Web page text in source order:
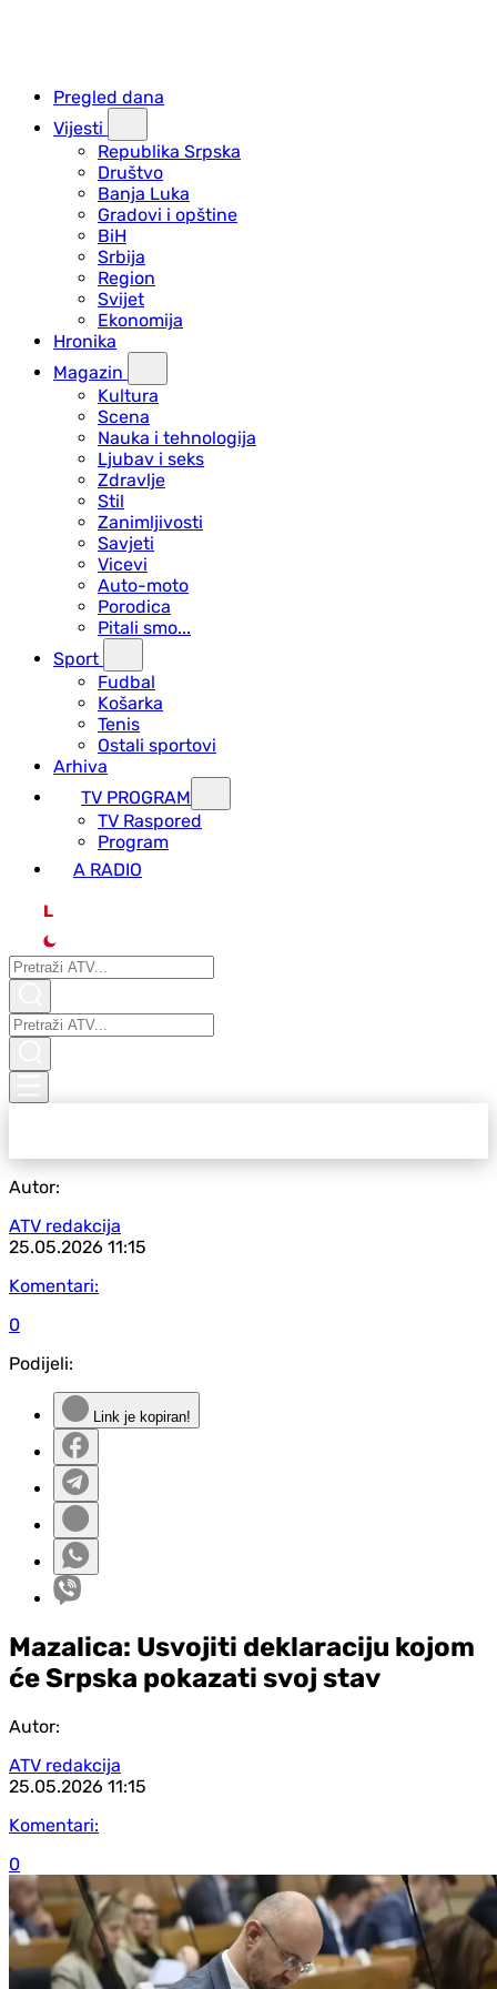
Pregled dana
Vijesti
Republika Srpska
Društvo
Banja Luka
Gradovi i opštine
BiH
Srbija
Region
Svijet
Ekonomija
Hronika
Magazin
Kultura
Scena
Nauka i tehnologija
Ljubav i seks
Zdravlje
Stil
Zanimljivosti
Savjeti
Vicevi
Auto-moto
Porodica
Pitali smo...
Sport
Fudbal
Košarka
Tenis
Ostali sportovi
Arhiva
TV PROGRAM
ТV Raspored
Program
A RADIO
L
Autor:
ATV redakcija
25.05.2026 11:15
Komentari:
0
Podijeli:
Link je kopiran!
Mazalica: Usvojiti deklaraciju kojom
će Srpska pokazati svoj stav
Autor:
ATV redakcija
25.05.2026 11:15
Komentari:
0